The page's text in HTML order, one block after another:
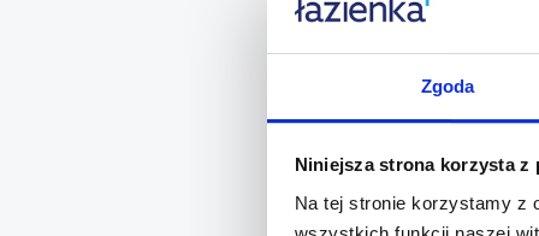
Zgoda
Niniejsza strona korzysta z
Na tej stronie korzystamy z